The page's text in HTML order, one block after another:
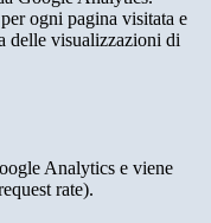
ogni pagina visitata e
delle visualizzazioni di
Analytics e viene
rate).